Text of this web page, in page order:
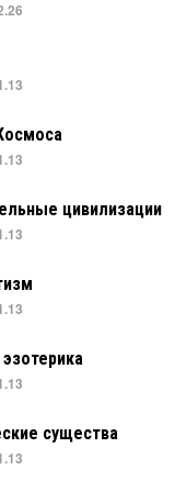
цивилизации
существа